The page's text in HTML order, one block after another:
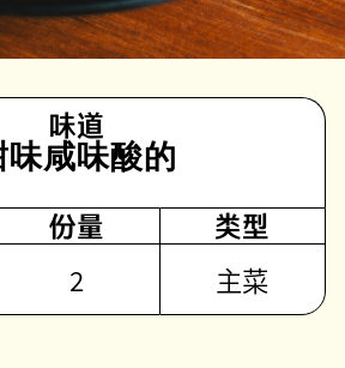
味道
味咸味酸的
份量
2
类型
主菜